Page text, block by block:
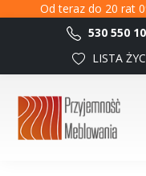
Od teraz do 20 rat
530 550
LISTA